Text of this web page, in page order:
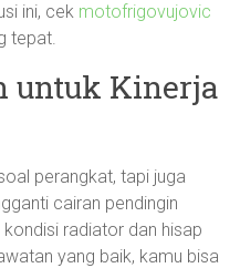
ini, cek motofrigovujovic
tepat.
untuk Kinerja
perangkat, tapi juga
cairan pendingin
radiator dan hisap
yang baik, kamu bisa